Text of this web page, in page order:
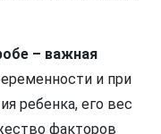
– важная
и при
ребенка, его вес
факторов